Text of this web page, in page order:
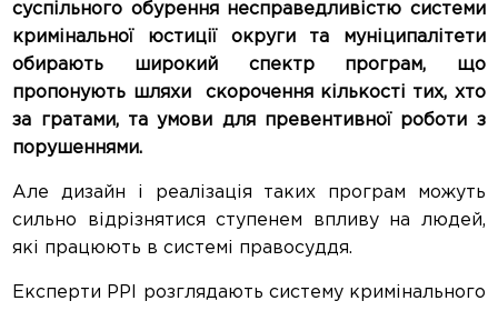
суспільного обурення несправедливістю системи
кримінальної юстиції округи та муніципалітети
обирають широкий спектр програм, що
пропонують шляхи скорочення кількості тих, хто
за гратами, та умови для превентивної роботи з
порушеннями.
Але дизайн і реалізація таких програм можуть
сильно відрізнятися ступенем впливу на людей,
які працюють в системі правосуддя.
Експерти PPI розглядають систему кримінального